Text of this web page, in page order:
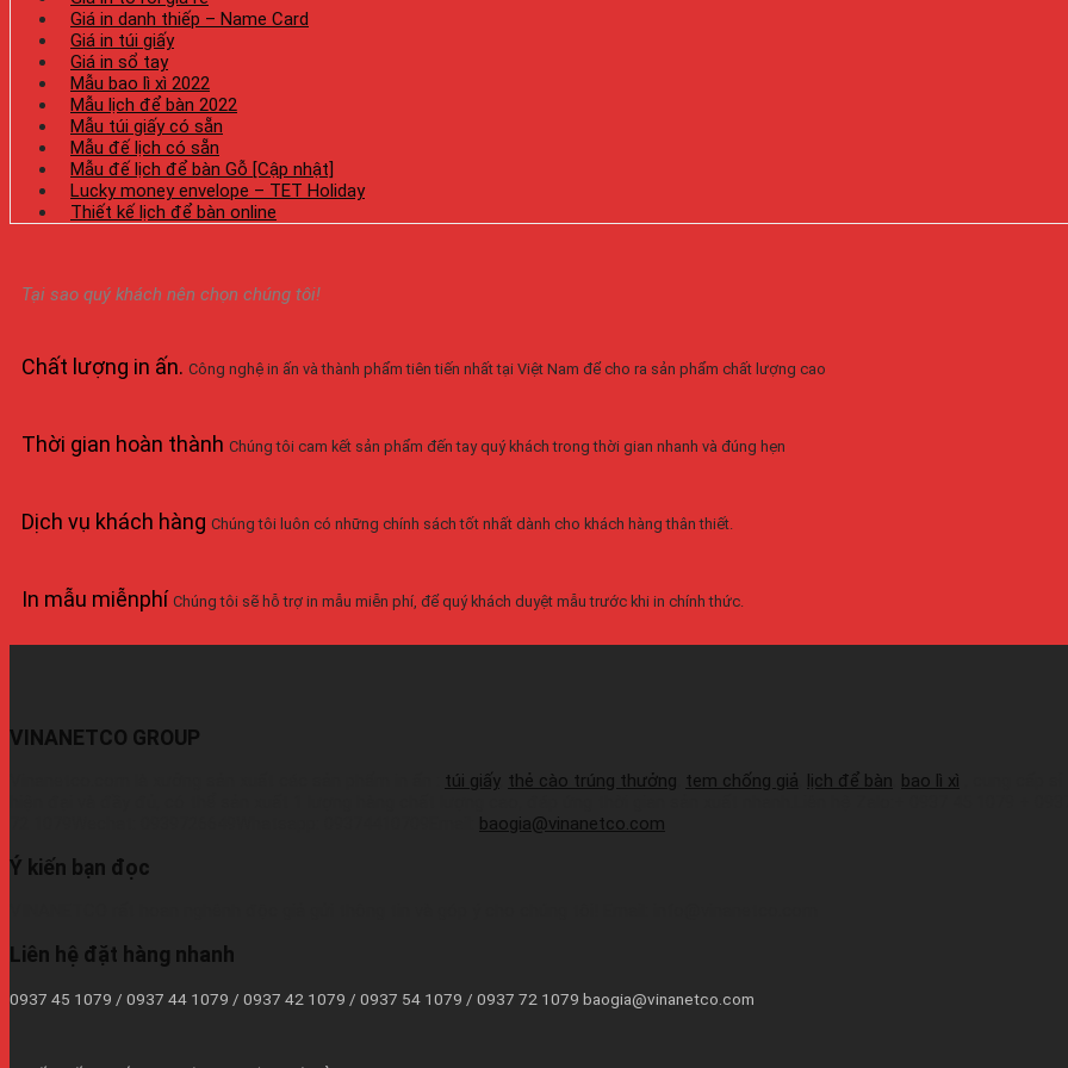
Giá in danh thiếp – Name Card
Giá in túi giấy
Giá in sổ tay
Mẫu bao lì xì 2022
Mẫu lịch để bàn 2022
Mẫu túi giấy có sẵn
Mẫu đế lịch có sẵn
Mẫu đế lịch để bàn Gỗ [Cập nhật]
Lucky money envelope – TET Holiday
Thiết kế lịch để bàn online
Tại sao quý khách nên chọn chúng tôi!
Chất lượng in ấn. Công nghệ in ấn và thành phẩm tiên tiến nhất tại Việt Nam để cho ra sản phẩm chất lượng cao
Thời gian hoàn thành Chúng tôi cam kết sản phẩm đến tay quý khách trong thời gian nhanh và đúng hẹn
Dịch vụ khách hàng Chúng tôi luôn có những chính sách tốt nhất dành cho khách hàng thân thiết.
In mẫu miễnphí Chúng tôi sẽ hỗ trợ in mẫu miễn phí, để quý khách duyệt mẫu trước khi in chính thức.
VINANETCO GROUP
túi giấy, thẻ cào trúng thưởng tem chống giả lịch để bàn bao lì xì
baogia@vinanetco.com
Ý kiến bạn đọc
Liên hệ đặt hàng nhanh
0937 45 1079 / 0937 44 1079 / 0937 42 1079 / 0937 54 1079 / 0937 72 1079 baogia@vinanetco.com